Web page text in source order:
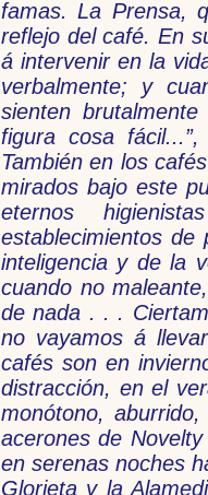
famas. La Prensa,
reflejo del café. En
á intervenir en la
verbalmente; y
sienten
figura cosa
También en los
mirados bajo este
eternos
establecimientos de
inteligencia y de la
cuando no
de nada . . .
no vayamos á
cafés son en
distracción, en el
monótono,
acerones de
en serenas noches
Glorieta y la